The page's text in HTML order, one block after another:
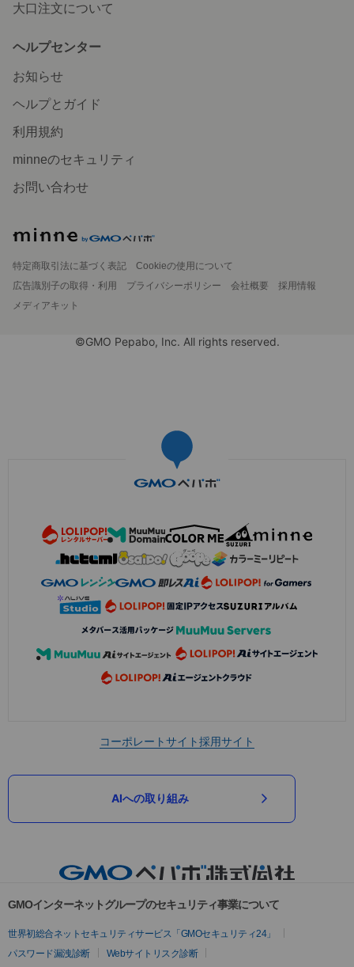
大口注文について
ヘルプセンター
お知らせ
ヘルプとガイド
利用規約
minneのセキュリティ
お問い合わせ
特定商取引法に基づく表記
Cookieの使用について
広告識別子の取得・利用
プライバシーポリシー 会社概要
採用情報
メディアキット
©GMO Pepabo, Inc. All rights reserved.
コーポレートサイト採用サイト
AIへの取り組み
GMOインターネットグループのセキュリティ事業について
世界初総合ネットセキュリティサービス「GMOセキュリティ24」
パスワード漏洩診断
Webサイトリスク診断